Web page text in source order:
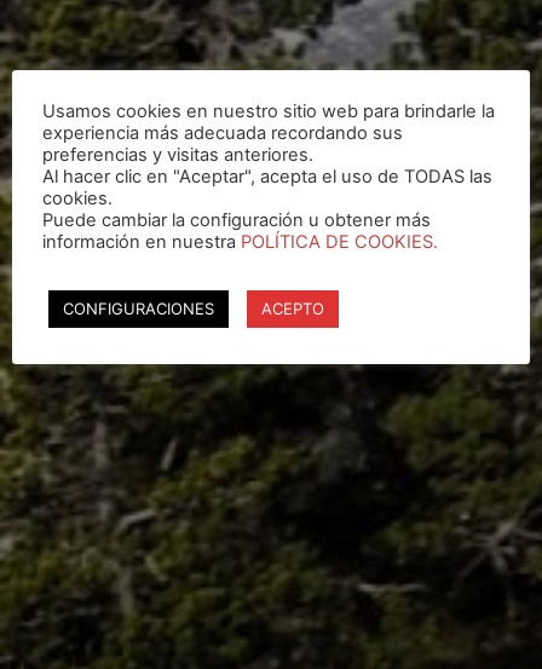
Usamos cookies en nuestro sitio web para brindarle la
experiencia más adecuada recordando sus
preferencias y visitas anteriores.
Al hacer clic en "Aceptar", acepta el uso de TODAS las
cookies.
Puede cambiar la configuración u obtener más
información en nuestra POLÍTICA DE COOKIES.
CONFIGURACIONES ACEPTO